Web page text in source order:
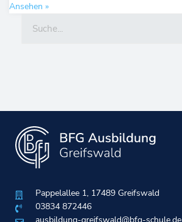
Ansehen »
Pappelallee 1, 17489 Greifswald
03834 872446